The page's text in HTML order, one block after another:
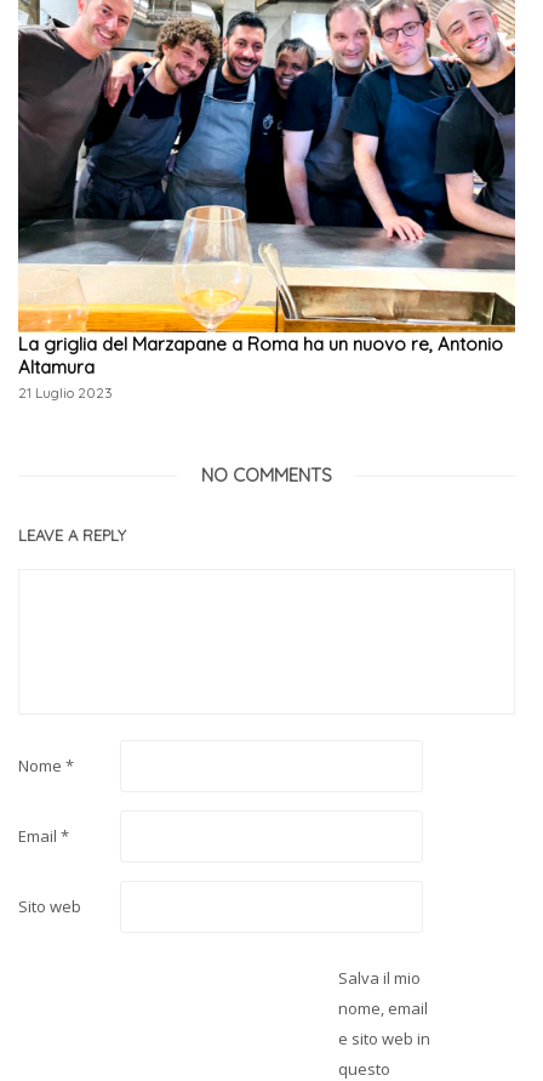
La griglia del Marzapane a Roma ha un nuovo re, Antonio
Altamura
21 Luglio 2023
NO COMMENTS
LEAVE A REPLY
Nome *
Email *
Sito web
Salva il mio
nome, email
e sito web in
questo